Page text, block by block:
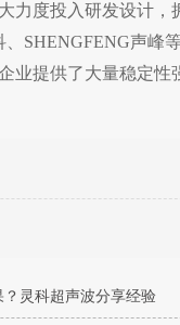
力度投入研发设计
SHENGFENG声峰
业提供了大量稳定
灵科超声波分享经验